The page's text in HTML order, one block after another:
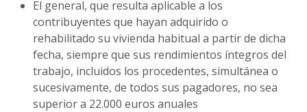
El general, que resulta aplicable a los
contribuyentes que hayan adquirido o
rehabilitado su vivienda habitual a partir de dicha
fecha, siempre que sus rendimientos íntegros del
trabajo, incluidos los procedentes, simultánea o
sucesivamente, de todos sus pagadores, no sea
superior a 22.000 euros anuales